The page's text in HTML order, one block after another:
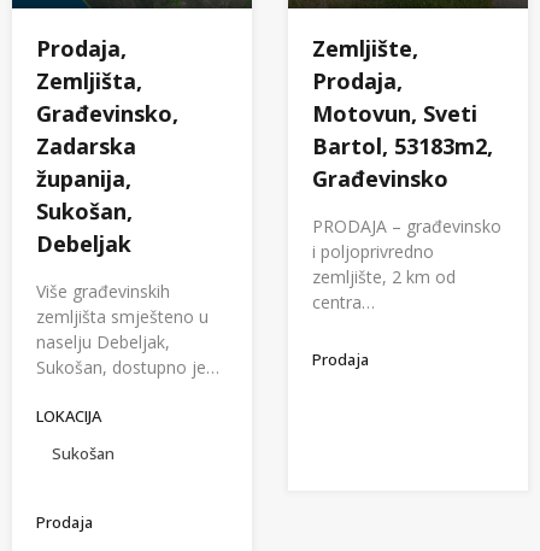
Prodaja,
Zemljišta,
Građevinsko,
Zadarska
županija,
Sukošan,
Debeljak
Više građevinskih
zemljišta smješteno u
naselju Debeljak,
Sukošan, dostupno je…
LOKACIJA
Sukošan
Prodaja
Zemljište,
Prodaja,
Motovun, Sveti
Bartol, 53183m2,
Građevinsko
PRODAJA – građevinsko
i poljoprivredno
zemljište, 2 km od
centra…
Prodaja